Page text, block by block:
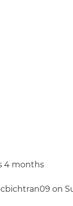
4 months
on